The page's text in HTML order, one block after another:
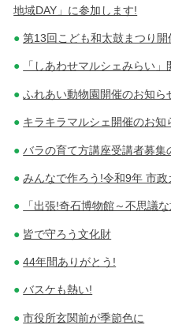
地域DAY」に参加します!
第13回こども和太鼓まつり
「しあわせマルシェみらい
ふれあい動物園開催のお知ら
キラキラマルシェ開催のお知
バラの育て方講座受講者募集
みんなで作ろう!令和9年 市
「出張!奇石博物館～不思議
皆で守ろう文化財
44年間ありがとう!
バスケも熱い!
市役所玄関前が季節色に